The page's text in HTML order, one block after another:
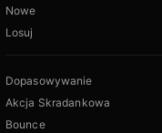
Nowe
Losuj
Dopasowywanie
Akcja Skradankowa
Bounce